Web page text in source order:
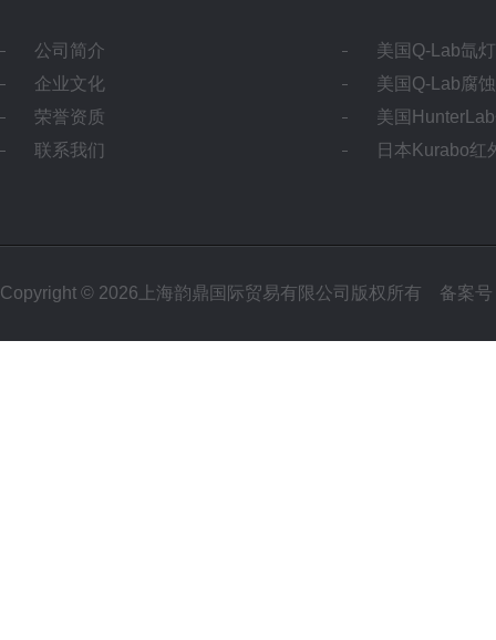
公司简介
企业文化
荣誉资质
联系我们
美国Q-Lab氙
美国Q-Lab腐
美国
日本Kurabo红
Copyright © 2026上海韵鼎国际贸易有限公司版权所有 备案